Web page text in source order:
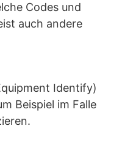
Codes und
auch andere
Identify)
Beispiel im Falle